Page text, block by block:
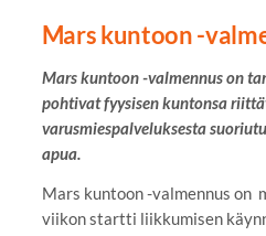
Mars kuntoon -
Mars kuntoon -valmennus on
pohtivat fyysisen kuntonsa
varusmiespalveluksesta
apua.
Mars kuntoon -valmennus on
viikon startti liikkumisen